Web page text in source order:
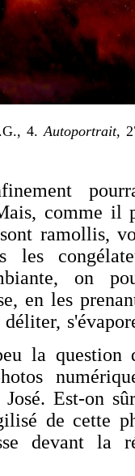
4.Autoportrait,
comme il
ramollis,
les
on
en les
question
Est-on
de cette
devant la